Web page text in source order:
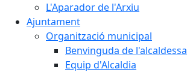
L'Aparador de l'Arxiu
Ajuntament
Organització municipal
Benvinguda de l'alcaldessa
Equip d'Alcaldia